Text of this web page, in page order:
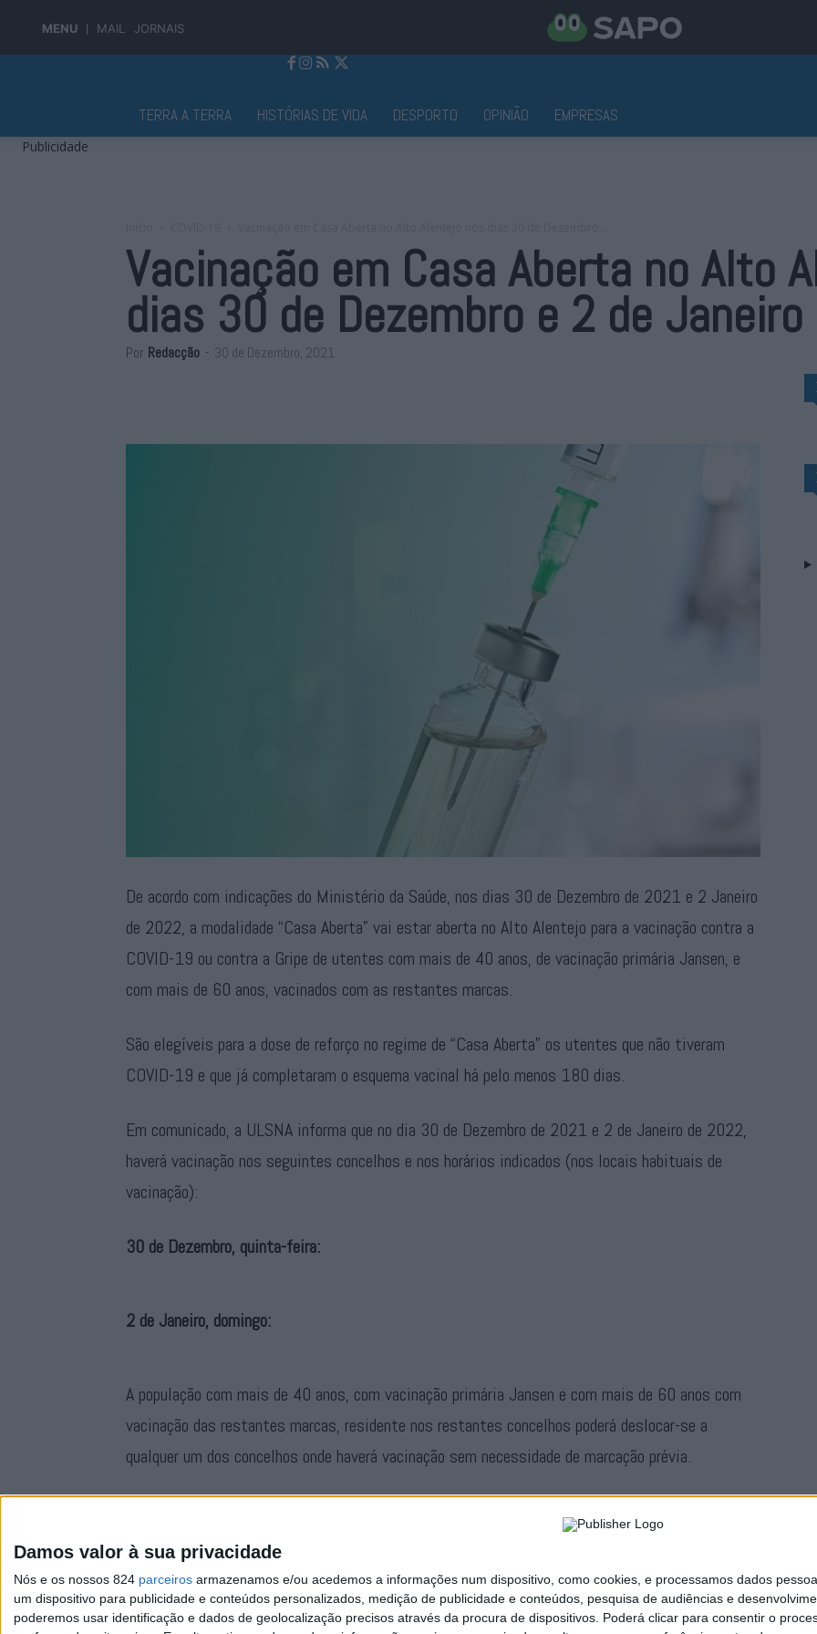
Damos valor à sua privacidade
Nós e os nossos 824 parceiros armazenamos e/ou acedemos a informações num dispositivo, como cookies, e processamos dados
um dispositivo para publicidade e conteúdos personalizados, medição de publicidade e conteúdos, pesquisa de audiências e
poderemos usar identificação e dados de geolocalização precisos através da procura de dispositivos. Poderá clicar para consentir o
MENU MAIL JORNAIS
TERRA A TERRA HISTÓRIAS DE VIDA DESPORTO OPINIÃO EMPRESAS
Publicidade
Vacinação em Casa Aberta no Alto
dias 30 de Dezembro e 2 de
Por Redacção - 30 de Dezembro, 2021
De acordo com indicações do Ministério da Saúde, nos dias 30 de Dezembro de 2021 e 2 Janeiro
de 2022, a modalidade “Casa Aberta” vai estar aberta no Alto Alentejo para a vacinação contra a
COVID-19 ou contra a Gripe de utentes com mais de 40 anos, de vacinação primária Jansen, e
com mais de 60 anos, vacinados com as restantes marcas.
São elegíveis para a dose de reforço no regime de “Casa Aberta” os utentes que não tiveram
COVID-19 e que já completaram o esquema vacinal há pelo menos 180 dias.
Em comunicado, a ULSNA informa que no dia 30 de Dezembro de 2021 e 2 de Janeiro de 2022,
haverá vacinação nos seguintes concelhos e nos horários indicados (nos locais habituais de
vacinação):
30 de Dezembro, quinta-feira:
2 de Janeiro, domingo:
A população com mais de 40 anos, com vacinação primária Jansen e com mais de 60 anos com
vacinação das restantes marcas, residente nos restantes concelhos poderá deslocar-se a
qualquer um dos concelhos onde haverá vacinação sem necessidade de marcação prévia.
Centro de Vacinação mais próximo.
Publicidade